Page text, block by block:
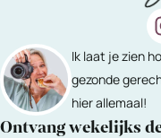
Ik laat je zien
gezonde
hier allemaal!
Ontvang wekelijks